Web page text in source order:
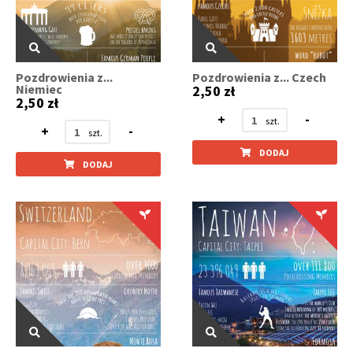
Pozdrowienia z...
Niemiec
2,50 zł
+
-
DODAJ
Pozdrowienia z... Czech
2,50 zł
+
-
DODAJ